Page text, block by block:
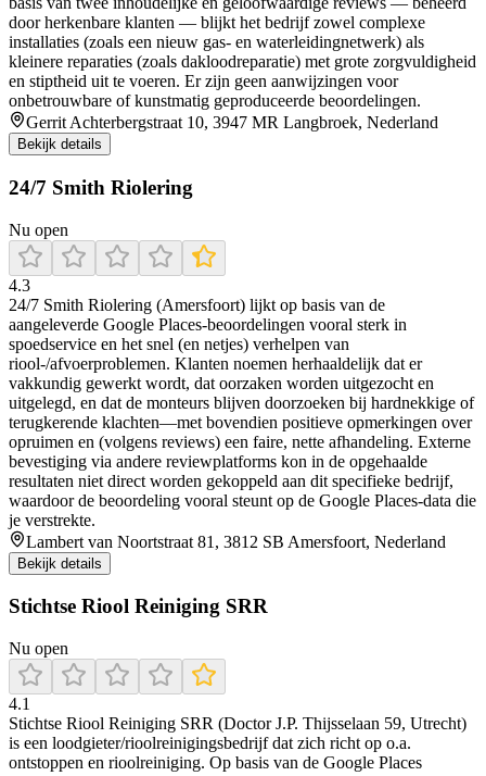
door herkenbare klanten — blijkt het bedrijf zowel complexe
installaties (zoals een nieuw gas- en waterleidingnetwerk) als
kleinere reparaties (zoals dakloodreparatie) met grote zorgvuldigheid
en stiptheid uit te voeren. Er zijn geen aanwijzingen voor
onbetrouwbare of kunstmatig geproduceerde beoordelingen.
Gerrit Achterbergstraat 10, 3947 MR Langbroek, Nederland
Bekijk details
24/7 Smith Riolering
Nu open
4.3
24/7 Smith Riolering (Amersfoort) lijkt op basis van de
aangeleverde Google Places-beoordelingen vooral sterk in
spoedservice en het snel (en netjes) verhelpen van
riool-/afvoerproblemen. Klanten noemen herhaaldelijk dat er
vakkundig gewerkt wordt, dat oorzaken worden uitgezocht en
uitgelegd, en dat de monteurs blijven doorzoeken bij hardnekkige of
terugkerende klachten—met bovendien positieve opmerkingen over
opruimen en (volgens reviews) een faire, nette afhandeling. Externe
bevestiging via andere reviewplatforms kon in de opgehaalde
resultaten niet direct worden gekoppeld aan dit specifieke bedrijf,
waardoor de beoordeling vooral steunt op de Google Places-data die
je verstrekte.
Lambert van Noortstraat 81, 3812 SB Amersfoort, Nederland
Bekijk details
Stichtse Riool Reiniging SRR
Nu open
4.1
Stichtse Riool Reiniging SRR (Doctor J.P. Thijsselaan 59, Utrecht)
is een loodgieter/rioolreinigingsbedrijf dat zich richt op o.a.
ontstoppen en rioolreiniging. Op basis van de Google Places